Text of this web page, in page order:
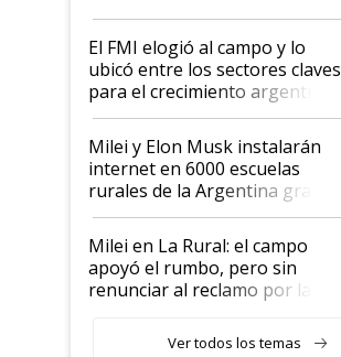
de Milei
El FMI elogió al campo y lo
ubicó entre los sectores claves
para el crecimiento argentino
Milei y Elon Musk instalarán
internet en 6000 escuelas
rurales de la Argentina gracias
a un acuerdo con Starlink
Milei en La Rural: el campo
apoyó el rumbo, pero sin
renunciar al reclamo por las
Ver todos los temas